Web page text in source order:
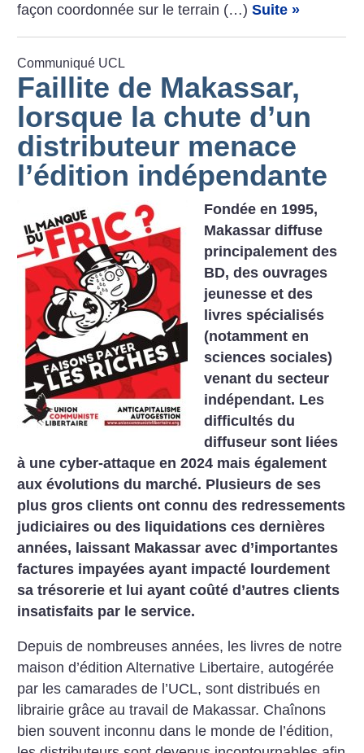
façon coordonnée sur le terrain (…)Suite »
Communiqué UCL
Faillite de Makassar,
lorsque la chute d’un
distributeur menace
l’édition indépendante
Fondée en 1995,
Makassar diffuse
principalement des
BD, des ouvrages
jeunesse et des
livres spécialisés
(notamment en
sciences sociales)
venant du secteur
indépendant. Les
difficultés du
diffuseur sont liées
à une cyber-attaque en 2024 mais également
aux évolutions du marché. Plusieurs de ses
plus gros clients ont connu des redressements
judiciaires ou des liquidations ces dernières
années, laissant Makassar avec d’importantes
factures impayées ayant impacté lourdement
sa trésorerie et lui ayant coûté d’autres clients
insatisfaits par le service.
Depuis de nombreuses années, les livres de notre
maison d’édition Alternative Libertaire, autogérée
par les camarades de l’UCL, sont distribués en
librairie grâce au travail de Makassar. Chaînons
bien souvent inconnu dans le monde de l’édition,